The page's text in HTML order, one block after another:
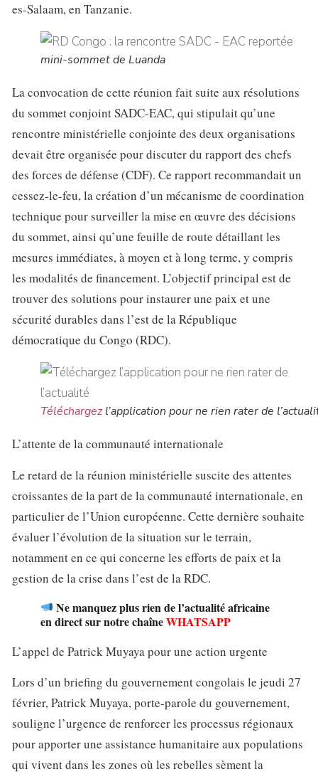
es-Salaam, en Tanzanie.
mini-sommet de Luanda
La convocation de cette réunion fait suite aux résolutions
du sommet conjoint SADC-EAC, qui stipulait qu’une
rencontre ministérielle conjointe des deux organisations
devait être organisée pour discuter du rapport des chefs
des forces de défense (CDF). Ce rapport recommandait un
cessez-le-feu, la création d’un mécanisme de coordination
technique pour surveiller la mise en œuvre des décisions
du sommet, ainsi qu’une feuille de route détaillant les
mesures immédiates, à moyen et à long terme, y compris
les modalités de financement. L’objectif principal est de
trouver des solutions pour instaurer une paix et une
sécurité durables dans l’est de la République
démocratique du Congo (RDC).
Téléchargezl’application pour ne rien rater de
L’attente de la communauté internationale
Le retard de la réunion ministérielle suscite des attentes
croissantes de la part de la communauté internationale, en
particulier de l’Union européenne. Cette dernière souhaite
évaluer l’évolution de la situation sur le terrain,
notamment en ce qui concerne les efforts de paix et la
gestion de la crise dans l’est de la RDC.
Ne manquez plus rien de l’actualité africaine
en direct sur notre chaîneWHATSAPP
L’appel de Patrick Muyaya pour une action urgente
Lors d’un briefing du gouvernement congolais le jeudi 27
février, Patrick Muyaya, porte-parole du gouvernement,
souligne l’urgence de renforcer les processus régionaux
pour apporter une assistance humanitaire aux populations
qui vivent dans les zones où les rebelles sèment la